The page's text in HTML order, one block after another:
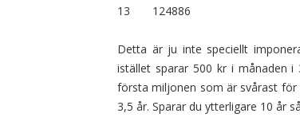
13 124886
Detta är ju inte speciellt
istället sparar 500 kr i månaden
första miljonen som är svårast
3,5 år. Sparar du ytterligare 10 år